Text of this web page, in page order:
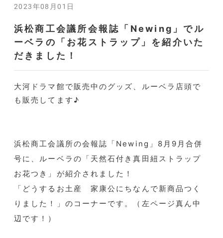
2023年08月01日
浜松商工会議所会報誌「Newing」でル
ーベラの「お花ストラップ」を紹介いた
だきました！
大河ドラマ館で販売中のグッズ、ルーベラ店頭で
も販売してます♪
浜松商工会議所の会報誌「Newing」8月9月合併
号に、ルーベラの「天然石付き真田紐ストラップ
お花つき」が紹介されました！
「どうするお土産 家康公にちなんで新商品つく
りました！」のコーナーです。（左ページ真ん中
辺です！）